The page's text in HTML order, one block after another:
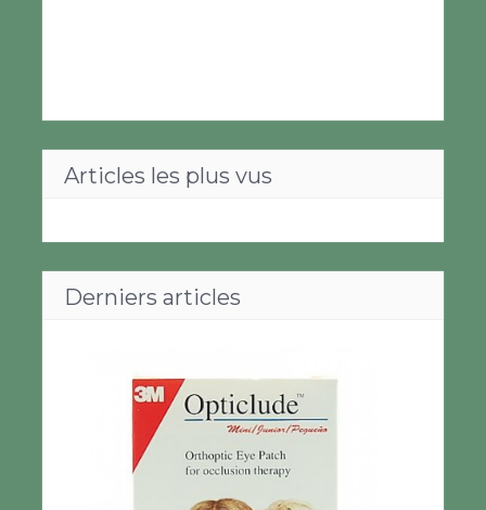
Articles les plus vus
Derniers articles